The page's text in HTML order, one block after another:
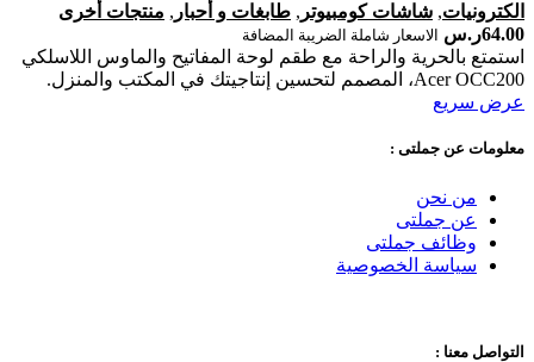
الكترونيات, شاشات كومبيوتر , طابغات و أحبار , منتجات أخرى
64.00ر.س الاسعار شاملة الضريبة المضافة
استمتع بالحرية والراحة مع طقم لوحة المفاتيح والماوس اللاسلكي
Acer OCC200، المصمم لتحسين إنتاجيتك في المكتب والمنزل.
عرض سريع
معلومات عن جملتى :
من نحن
عن جملتى
وظائف جملتى
سياسة الخصوصية
التواصل معنا :